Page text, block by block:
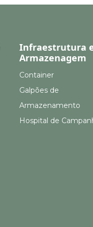
Infraestrutura
Armazenagem
Container
Galpões de
Armazenamento
Hospital de